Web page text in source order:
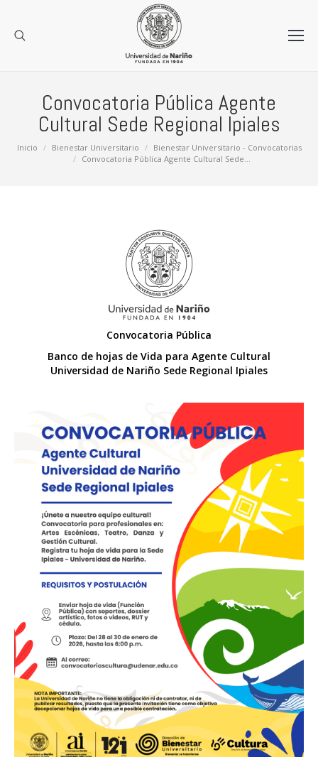
Convocatoria Pública Agente
Cultural Sede Regional Ipiales
Estás aquí:
Inicio Bienestar Universitario
Bienestar Universitario - Convocatorias
Convocatoria Pública Agente Cultural Sede…
Convocatoria Pública
Banco de hojas de Vida para Agente Cultural
Universidad de Nariño Sede Regional Ipiales